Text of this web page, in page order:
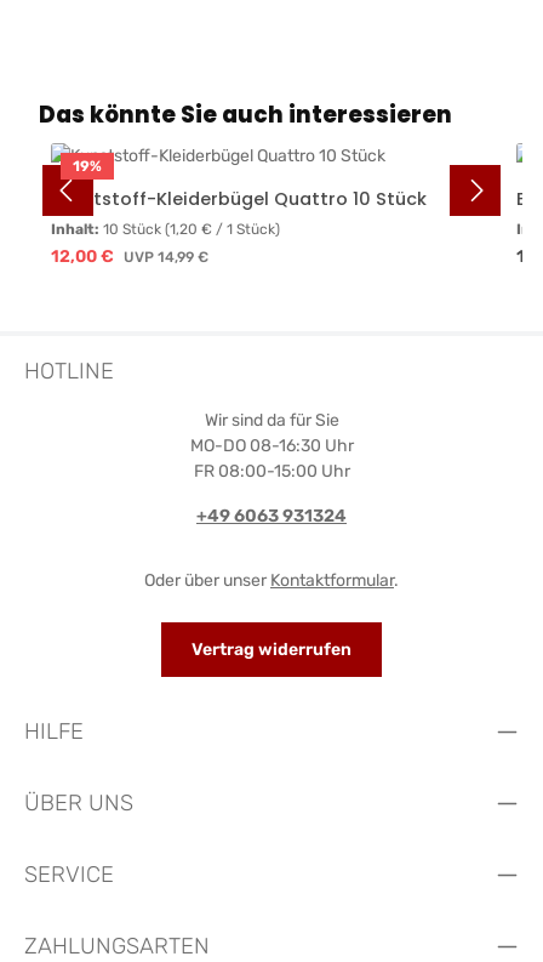
Produktgalerie überspringen
Das könnte Sie auch interessieren
19%
Kunststoff-Kleiderbügel Quattro 10 Stück
Inhalt:10 Stück(1,20 € / 1 Stück)
Verkaufspreis:
12,00 € UVPRegulärer Preis:
14,99 €
HOTLINE
Wir sind da für Sie
MO-DO 08-16:30 Uhr
FR 08:00-15:00 Uhr
+49 6063 931324
Oder über unser Kontaktformular.
Vertrag widerrufen
HILFE
ÜBER UNS
SERVICE
ZAHLUNGSARTEN